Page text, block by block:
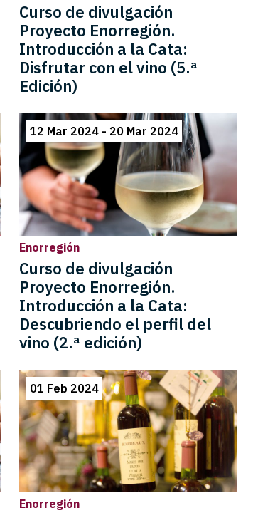
Curso de divulgación
Proyecto Enorregión.
Introducción a la Cata:
Disfrutar con el vino (5.ª
Edición)
12 Mar 2024 - 20 Mar 2024
Enorregión
Curso de divulgación
Proyecto Enorregión.
Introducción a la Cata:
Descubriendo el perfil del
vino (2.ª edición)
01 Feb 2024
Enorregión